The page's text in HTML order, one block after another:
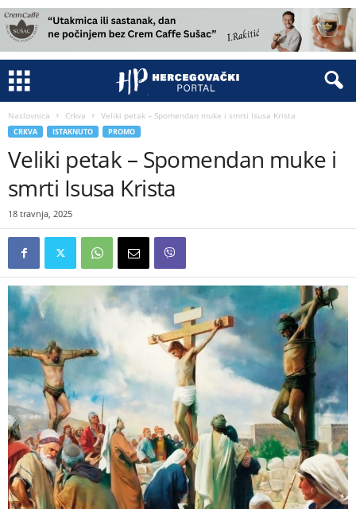
Naslovnica Crkva Veliki petak – Spomendan muke i smrti Isusa Krista
CRKVA ISTAKNUTO PROMO
Veliki petak – Spomendan muke i
smrti Isusa Krista
18 travnja, 2025